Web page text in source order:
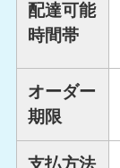
配達可能
時間帯
オーダー
期限
支払方法